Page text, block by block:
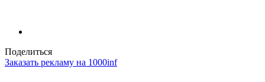
Поделиться
Заказать рекламу на 1000inf